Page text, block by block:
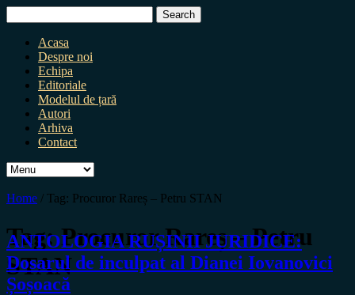
for:
Acasa
Despre noi
Echipa
Editoriale
Modelul de țară
Autori
Arhiva
Contact
Home / Tag: Procuror Rareș – Petru STAN
Tag:Procuror Rareș – Petru
STAN
ANTOLOGIA RUȘINII JURIDICE:
Dosarul de inculpat al Dianei Iovanovici
Șoșoacă